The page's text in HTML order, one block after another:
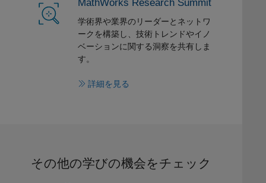
MathWorks Research Summit
学術界や業界のリーダーとネットワ
ークを構築し、技術トレンドやイノ
ベーションに関する洞察を共有しま
す。
詳細を見る
その他の学びの機会をチェック